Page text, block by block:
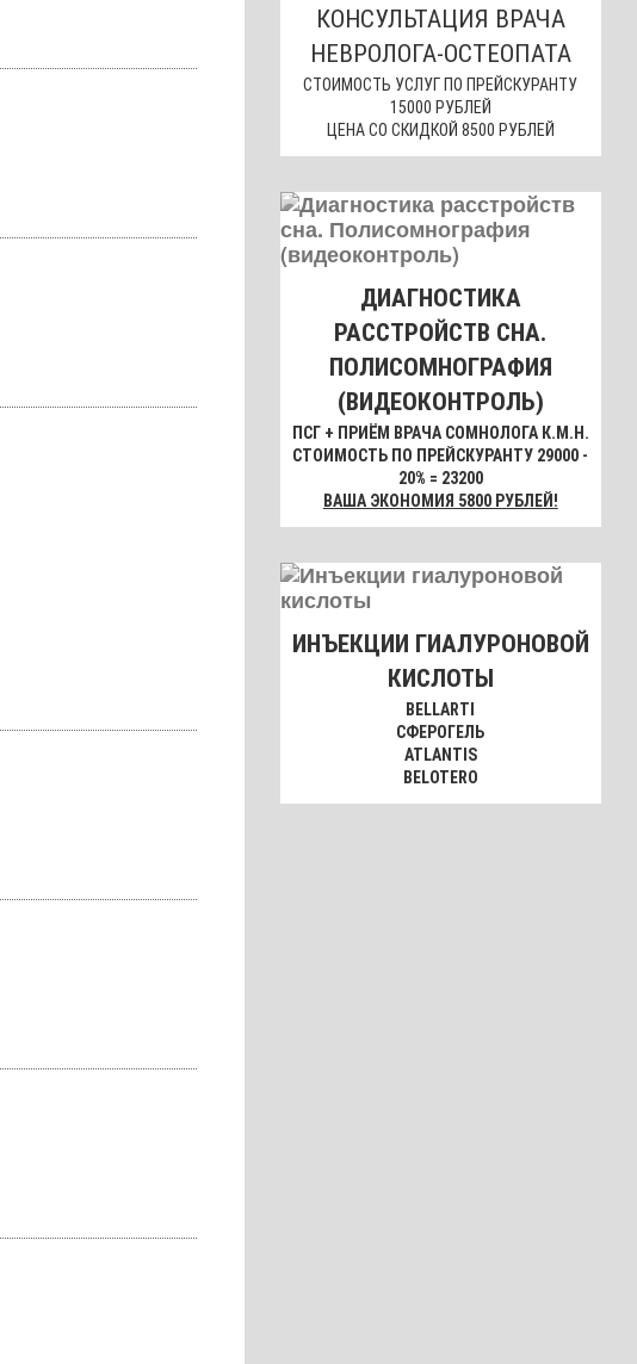
КОНСУЛЬТАЦИЯ ВРАЧА
НЕВРОЛОГА-ОСТЕОПАТА
СТОИМОСТЬ УСЛУГ ПО ПРЕЙСКУРАНТУ
15000 РУБЛЕЙ
ЦЕНА СО СКИДКОЙ 8500 РУБЛЕЙ
ДИАГНОСТИКА
РАССТРОЙСТВ СНА.
ПОЛИСОМНОГРАФИЯ
(ВИДЕОКОНТРОЛЬ)
ПСГ + ПРИЁМ ВРАЧА СОМНОЛОГА К.М.Н.
СТОИМОСТЬ ПО ПРЕЙСКУРАНТУ 29000 -
20% = 23200
ВАША ЭКОНОМИЯ 5800 РУБЛЕЙ!
ИНЪЕКЦИИ ГИАЛУРОНОВОЙ
КИСЛОТЫ
BELLARTI
СФЕРОГЕЛЬ
ATLANTIS
BELOTERO